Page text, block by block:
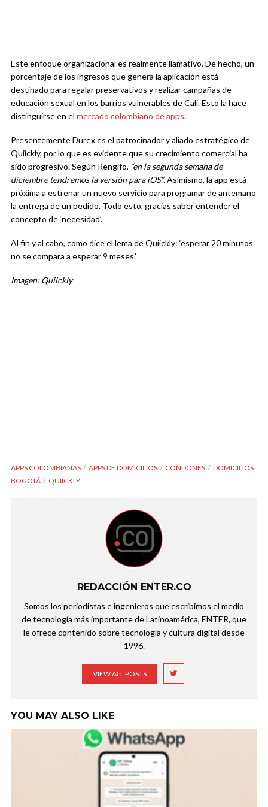
Este enfoque organizacional es realmente llamativo. De hecho, un
porcentaje de los ingresos que genera la aplicación está
destinado para regalar preservativos y realizar campañas de
educación sexual en los barrios vulnerables de Cali. Esto la hace
distinguirse en el mercado colombiano de apps.
Presentemente Durex es el patrocinador y aliado estratégico de
Quiickly, por lo que es evidente que su crecimiento comercial ha
sido progresivo. Según Rengifo, “en la segunda semana de
diciembre tendremos la versión para iOS”. Asimismo, la app está
próxima a estrenar un nuevo servicio para programar de antemano
la entrega de un pedido. Todo esto, gracias saber entender el
concepto de ‘necesidad’.
Al fin y al cabo, como dice el lema de Quiickly: ‘esperar 20 minutos
no se compara a esperar 9 meses.’
Imagen: Quiickly
APPS COLOMBIANAS APPS DE DOMICILIOS CONDONES
DOMICILIOS
BOGOTÁ
QUIICKLY
REDACCIÓN ENTER.CO
Somos los periodistas e ingenieros que escribimos el medio
de tecnología más importante de Latinoamérica, ENTER, que
le ofrece contenido sobre tecnología y cultura digital desde
1996.
VIEW ALL POSTS
YOU MAY ALSO LIKE